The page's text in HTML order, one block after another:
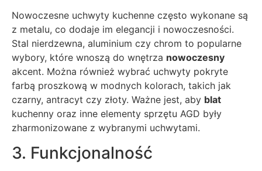
Nowoczesne uchwyty kuchenne często wykonane są
z metalu, co dodaje im elegancji i nowoczesności.
Stal nierdzewna, aluminium czy chrom to popularne
wybory, które wnoszą do wnętrza nowoczesny
akcent. Można również wybrać uchwyty pokryte
farbą proszkową w modnych kolorach, takich jak
czarny, antracyt czy złoty. Ważne jest, aby blat
kuchenny oraz inne elementy sprzętu AGD były
zharmonizowane z wybranymi uchwytami.
3. Funkcjonalność